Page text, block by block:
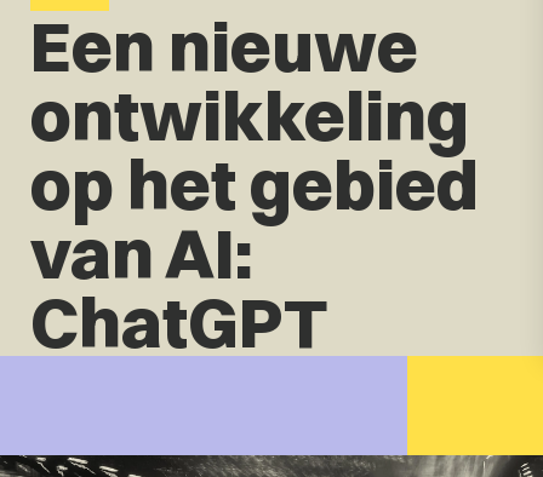
Een nieuwe
ontwikkeling
op het gebied
van AI:
ChatGPT